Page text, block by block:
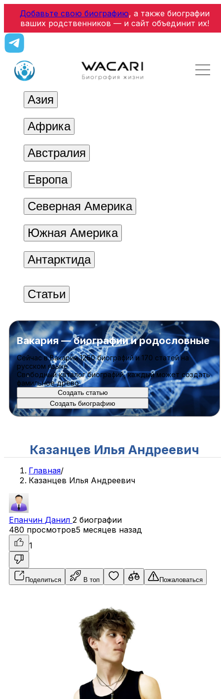
Добавьте свою биографию, а также биографии
ваших родственников — и сайт объединит их!
Азия
Африка
Австралия
Европа
Северная Америка
Южная Америка
Антарктида
Статьи
Вакария — биографии и родословные
Cейчас в Вакарии1260 биографийи170 статейна
русском языке
Свободный каталог биографий, каждый может создать
фамильное древо
Создать статью
Создать биографию
Казанцев Илья Андреевич
Главная/
Казанцев Илья Андреевич
Епанчин Данил 2 биографии
480 просмотров5 месяцев назад
1
Поделиться В топ Пожаловаться